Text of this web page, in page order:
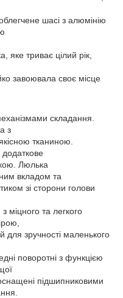
шасі з алюмінію
яке триває цілий рік,
завоювала своє місце
складання.
з
тканиною.
Люлька
вкладом та
зі сторони голови
міцного та легкого
для зручності маленького
поворотні з функцією
підшипниковими